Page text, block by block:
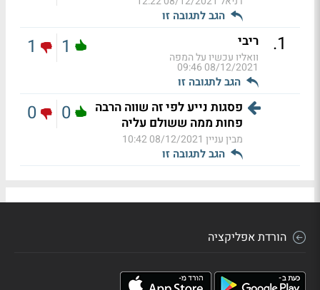
הגב לתגובה זו
1
. ריבי
וואליו עכשיו על המפה
08/12/2021 09:46
הגב לתגובה זו
1
1
פסגות נייע לפי זה שווה הרבה
פחות ממה ששולם עליה
מבין עניין 08/12/2021 10:42
הגב לתגובה זו
0
0
הורדת אפליקציה